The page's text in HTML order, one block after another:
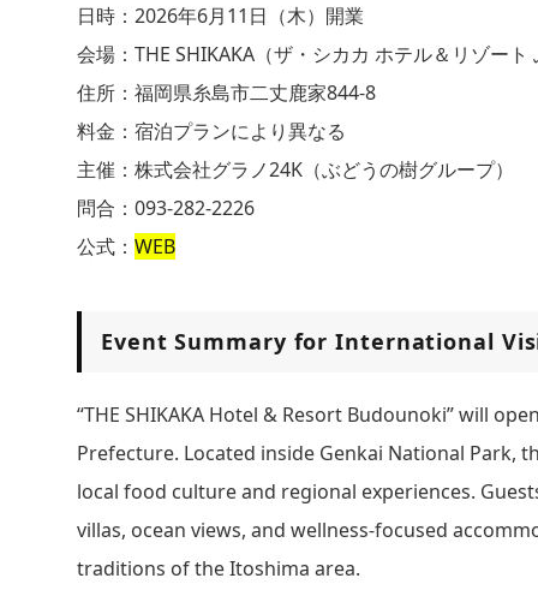
日時：2026年6月11日（木）開業
会場：THE SHIKAKA（ザ・シカカ ホテル＆リゾート
住所：福岡県糸島市二丈鹿家844-8
料金：宿泊プランにより異なる
主催：株式会社グラノ24K（ぶどうの樹グループ）
問合：093-282-2226
公式： WEB
Event Summary for International
“THE SHIKAKA Hotel & Resort Budounoki” will
Prefecture. Located inside Genkai National Park,
local food culture and regional experiences.
villas, ocean views, and wellness-focused
traditions of the Itoshima area.